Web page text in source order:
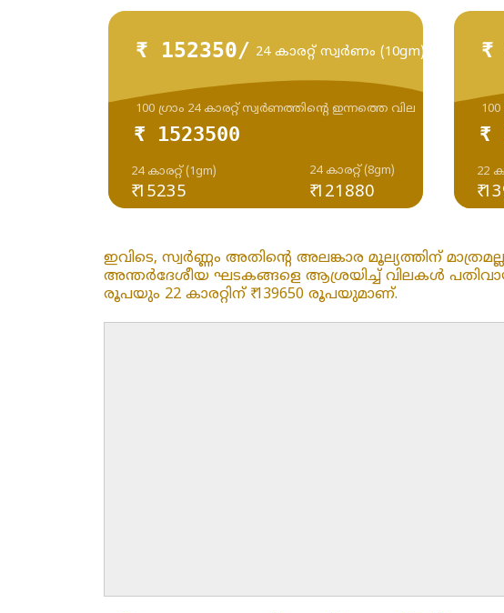
₹ 152350/ 24 കാരറ്റ് സ്വർണം (10gm)
₹ 1523500
₹ 15235
24 കാരറ്റ് (1gm) 24 കാരറ്റ് (8gm)
100 ഗ്രാം 24 കാരറ്റ് സ്വർണത്തിന്റെ ഇന്നത്തെ വില
₹ 121880
₹
₹
₹
22
ഇവിടെ, സ്വർണ്ണം അതിന്റെ അലങ്കാര മൂല്യത്തിന്
അന്തർദേശീയ ഘടകങ്ങളെ ആശ്രയിച്ച് വിലകൾ പതിവായി
രൂപയും 22 കാരറ്റിന് ₹ 139650 രൂപയുമാണ്.